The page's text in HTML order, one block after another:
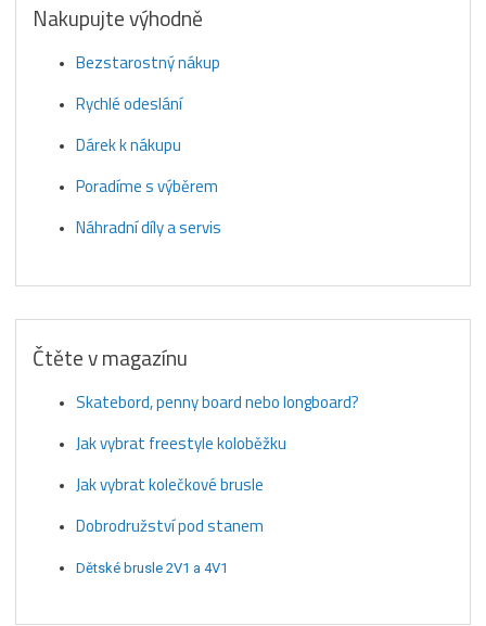
Nakupujte výhodně
Bezstarostný nákup
Rychlé odeslání
Dárek k nákupu
Poradíme s výběrem
Náhradní díly a servis
Čtěte v magazínu
Skatebord, penny board nebo longboard?
Jak vybrat freestyle koloběžku
Jak vybrat kolečkové brusle
Dobrodružství pod stanem
Dětské brusle 2V1 a 4V1